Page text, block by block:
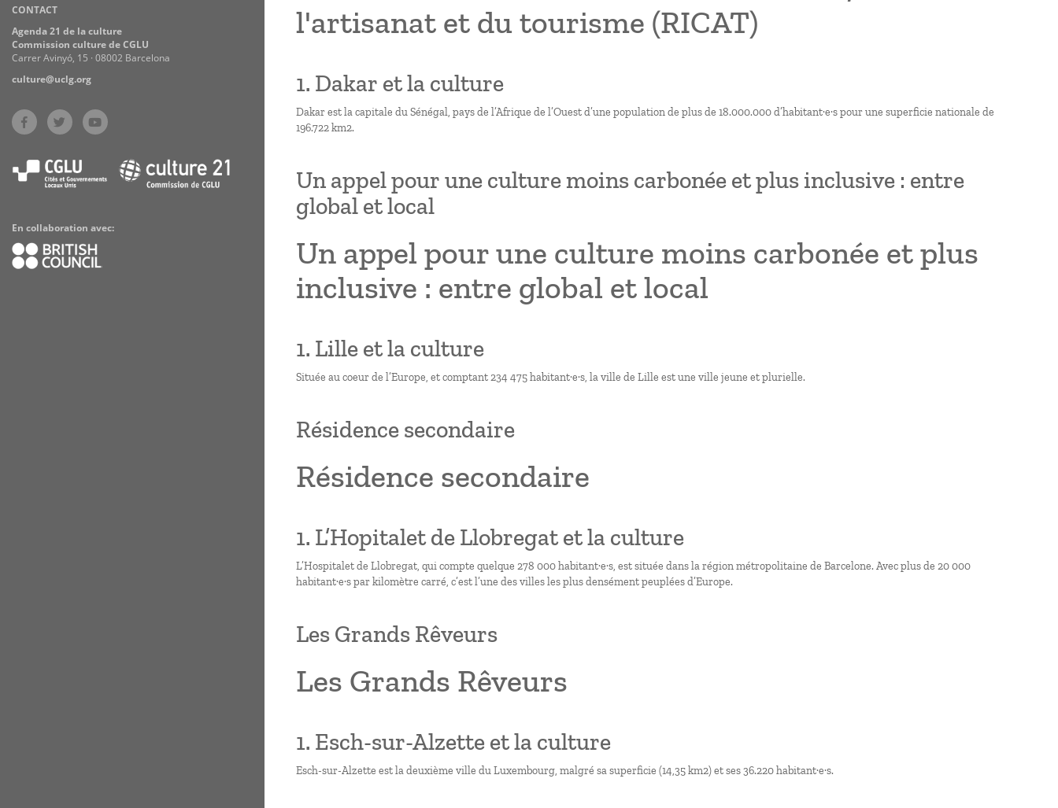
Practices
CONTACT
Agenda 21 de la culture
Commission culture de CGLU
Carrer Avinyó, 15 · 08002 Barcelona
culture@uclg.org
En collaboration avec:
l'artisanat et du tourisme (RICAT)
1. Dakar et la culture
Dakar est la capitale du Sénégal, pays de l’Afrique de l’Ouest d’une population de plus de 18.000.000 d’habitant·e·s pour une superficie nationale de
196.722 km2.
Un appel pour une culture moins carbonée et plus inclusive : entre
global et local
Un appel pour une culture moins carbonée et plus
inclusive : entre global et local
1. Lille et la culture
Située au coeur de l’Europe, et comptant 234 475 habitant·e·s, la ville de Lille est une ville jeune et plurielle.
Résidence secondaire
Résidence secondaire
1. L’Hopitalet de Llobregat et la culture
L’Hospitalet de Llobregat, qui compte quelque 278 000 habitant·e·s, est située dans la région métropolitaine de Barcelone. Avec plus de 20 000
habitant·e·s par kilomètre carré, c’est l’une des villes les plus densément peuplées d’Europe.
Les Grands Rêveurs
Les Grands Rêveurs
1. Esch-sur-Alzette et la culture
Esch-sur-Alzette est la deuxième ville du Luxembourg, malgré sa superficie (14,35 km2) et ses 36.220 habitant·e·s.